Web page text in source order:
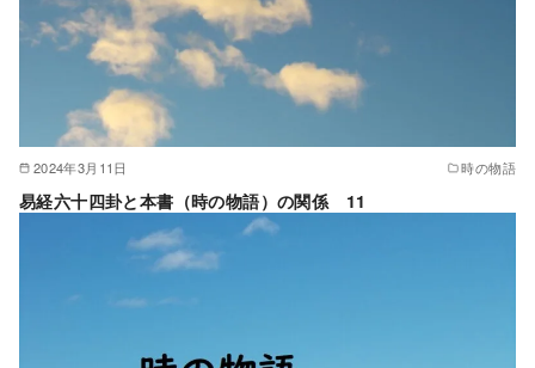
2024年3月11日 時の物語
易経六十四卦と本書（時の物語）の関係 11